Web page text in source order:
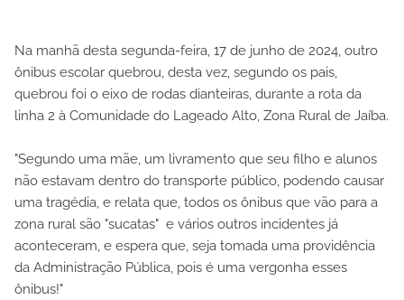
Na manhã desta segunda-feira, 17 de junho de 2024, outro
ônibus escolar quebrou, desta vez, segundo os pais,
quebrou foi o eixo de rodas dianteiras, durante a rota da
linha 2 à Comunidade do Lageado Alto, Zona Rural de Jaíba.
"Segundo uma mãe, um livramento que seu filho e alunos
não estavam dentro do transporte público, podendo causar
uma tragédia, e relata que, todos os ônibus que vão para a
zona rural são "sucatas" e vários outros incidentes já
aconteceram, e espera que, seja tomada uma providência
da Administração Pública, pois é uma vergonha esses
ônibus!"